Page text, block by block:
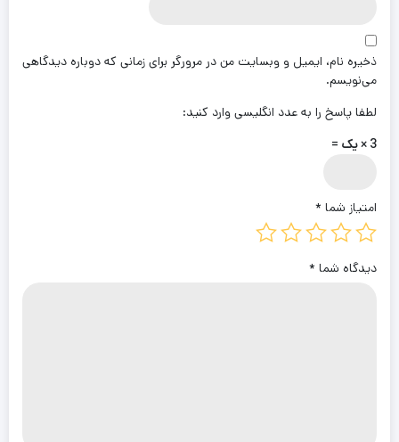
ذخیره نام، ایمیل و وبسایت من در مرورگر برای زمانی که دوباره دیدگاهی
می‌نویسم.
لطفا پاسخ را به عدد انگلیسی وارد کنید:
3 × یک =
امتیاز شما *
دیدگاه شما *